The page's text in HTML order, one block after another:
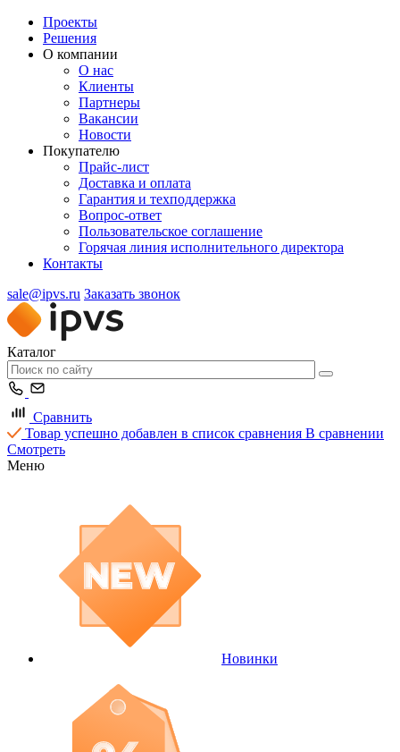
Проекты
Решения
О компании
О нас
Клиенты
Партнеры
Вакансии
Новости
Покупателю
Прайс-лист
Доставка и оплата
Гарантия и техподдержка
Вопрос-ответ
Пользовательское соглашение
Горячая линия исполнительного директора
Контакты
sale@ipvs.ru Заказать звонок
Каталог
Сравнить
Товар успешно добавлен в список сравнения В сравнении
Смотреть
Меню
Новинки